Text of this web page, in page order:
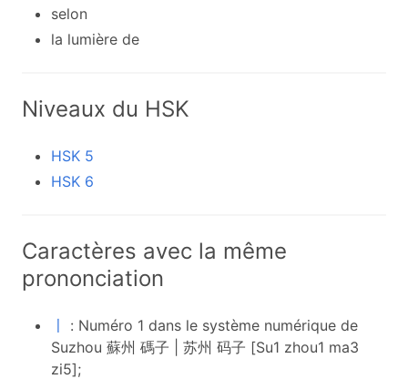
selon
la lumière de
Niveaux du HSK
HSK 5
HSK 6
Caractères avec la même
prononciation
: Numéro 1 dans le système numérique de
Suzhou 蘇州 碼子 | 苏州 码子 [Su1 zhou1 ma3
zi5];